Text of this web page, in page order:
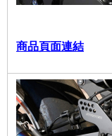
商品頁面連結